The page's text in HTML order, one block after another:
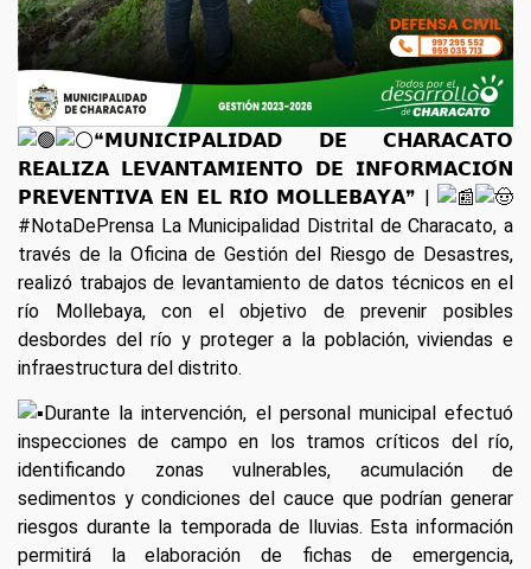
❝𝗠𝗨𝗡𝗜𝗖𝗜𝗣𝗔𝗟𝗜𝗗𝗔𝗗 𝗗𝗘 𝗖𝗛𝗔𝗥𝗔𝗖𝗔𝗧𝗢
𝗥𝗘𝗔𝗟𝗜𝗭𝗔 𝗟𝗘𝗩𝗔𝗡𝗧𝗔𝗠𝗜𝗘𝗡𝗧𝗢 𝗗𝗘 𝗜𝗡𝗙𝗢𝗥𝗠𝗔𝗖𝗜𝗢́𝗡
𝗣𝗥𝗘𝗩𝗘𝗡𝗧𝗜𝗩𝗔 𝗘𝗡 𝗘𝗟 𝗥𝗜́𝗢 𝗠𝗢𝗟𝗟𝗘𝗕𝗔𝗬𝗔❞ |
#NotaDePrensa La Municipalidad Distrital de Characato, a
través de la Oficina de Gestión del Riesgo de Desastres,
realizó trabajos de levantamiento de datos técnicos en el
río Mollebaya, con el objetivo de prevenir posibles
desbordes del río y proteger a la población, viviendas e
infraestructura del distrito.
Durante la intervención, el personal municipal efectuó
inspecciones de campo en los tramos críticos del río,
identificando zonas vulnerables, acumulación de
sedimentos y condiciones del cauce que podrían generar
riesgos durante la temporada de lluvias. Esta información
permitirá la elaboración de fichas de emergencia,